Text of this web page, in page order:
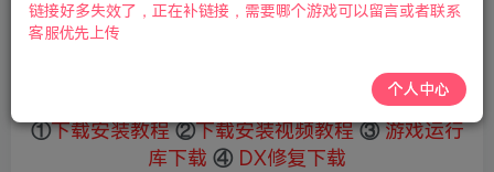
登录购买
支付成功后请刷新网页
①下载安装教程 ②下载安装视频教程 ③ 游戏运行
库下载 ④ DX修复下载
链接好多失效了，正在补链接，需要哪个游戏可以留言或者联系
客服优先上传
个人中心